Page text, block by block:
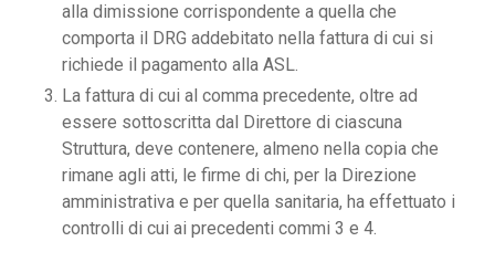
alla dimissione corrispondente a quella che
comporta il DRG addebitato nella fattura di cui si
richiede il pagamento alla ASL.
La fattura di cui al comma precedente, oltre ad
essere sottoscritta dal Direttore di ciascuna
Struttura, deve contenere, almeno nella copia che
rimane agli atti, le firme di chi, per la Direzione
amministrativa e per quella sanitaria, ha effettuato i
controlli di cui ai precedenti commi 3 e 4.